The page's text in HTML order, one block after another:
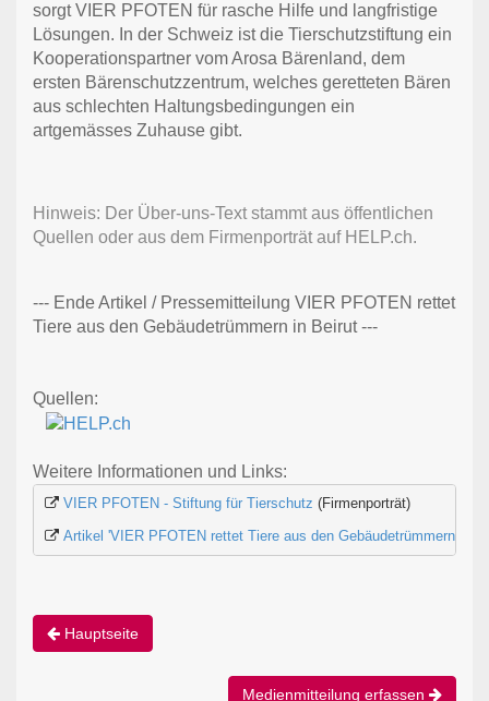
sorgt VIER PFOTEN für rasche Hilfe und langfristige
Lösungen. In der Schweiz ist die Tierschutzstiftung ein
Kooperationspartner vom Arosa Bärenland, dem
ersten Bärenschutzzentrum, welches geretteten Bären
aus schlechten Haltungsbedingungen ein
artgemässes Zuhause gibt.
Hinweis: Der Über-uns-Text stammt aus öffentlichen
Quellen oder aus dem Firmenporträt auf HELP.ch.
--- Ende Artikel / Pressemitteilung VIER PFOTEN rettet
Tiere aus den Gebäudetrümmern in Beirut ---
Quellen:
Weitere Informationen und Links:
VIER PFOTEN - Stiftung für Tierschutz (Firmenporträt)
Artikel 'VIER PFOTEN rettet Tiere aus den Gebäudetrümmern in
Hauptseite
Medienmitteilung erfassen